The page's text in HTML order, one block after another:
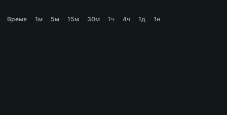
Español (Argentina)
Время 1м 5м 15м 30м 1ч 4ч 1д 1н